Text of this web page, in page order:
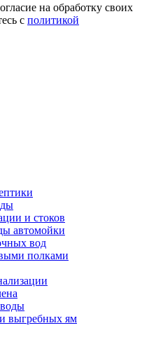
на обработку своих
с политикой
и стоков
автомойки
вод
полками
выгребных ям